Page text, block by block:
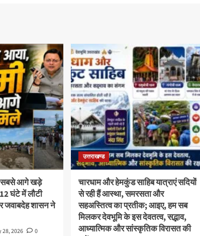
सबसे आगे खड़े
घंटे में लौटी
जवाबदेह शासन ने
28, 2026 0
उत्तराखण्ड
चारधाम और हेमकुंड साहिब यात्राएं सदियों
से रही हैं आस्था, समरसता और
सहअस्तित्व का प्रतीक; आइए, हम सब
मिलकर देवभूमि के इस देवतत्व, सद्भाव,
आध्यात्मिक और सांस्कृतिक विरासत की